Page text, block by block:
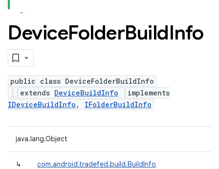
DeviceFolderBuildInfo
public class DeviceFolderBuildInfo
extends DeviceBuildInfo
implements
IDeviceBuildInfo , IFolderBuildInfo
java.lang.Object
↳ com.android.tradefed.build.BuildInfo